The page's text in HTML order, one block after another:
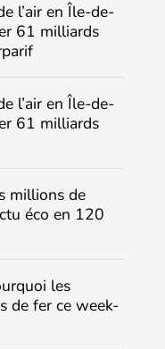
l’air en Île-de-
61 milliards
l’air en Île-de-
61 milliards
millions de
éco en 120
les
de fer ce week-